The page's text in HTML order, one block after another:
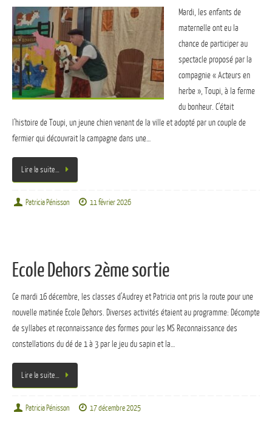
Mardi, les enfants de
maternelle ont eu la
chance de participer au
spectacle proposé par la
compagnie « Acteurs en
herbe », Toupi, à la ferme
du bonheur. C’était
l’histoire de Toupi, un jeune chien venant de la ville et adopté par un couple de
fermier qui découvrait la campagne dans une…
Lire la suite…
Patricia Pénisson 11 février 2026
Ecole Dehors 2ème sortie
Ce mardi 16 décembre, les classes d’Audrey et Patricia ont pris la route pour une
nouvelle matinée Ecole Dehors. Diverses activités étaient au programme: Décompte
de syllabes et reconnaissance des formes pour les MS Reconnaissance des
constellations du dé de 1 à 3 par le jeu du sapin et la…
Lire la suite…
Patricia Pénisson 17 décembre 2025